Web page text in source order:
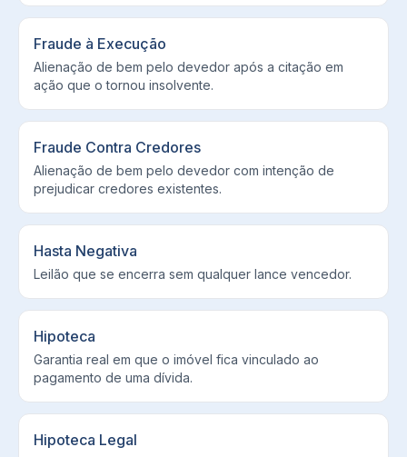
Fraude à Execução
Alienação de bem pelo devedor após a citação em
ação que o tornou insolvente.
Fraude Contra Credores
Alienação de bem pelo devedor com intenção de
prejudicar credores existentes.
Hasta Negativa
Leilão que se encerra sem qualquer lance vencedor.
Hipoteca
Garantia real em que o imóvel fica vinculado ao
pagamento de uma dívida.
Hipoteca Legal